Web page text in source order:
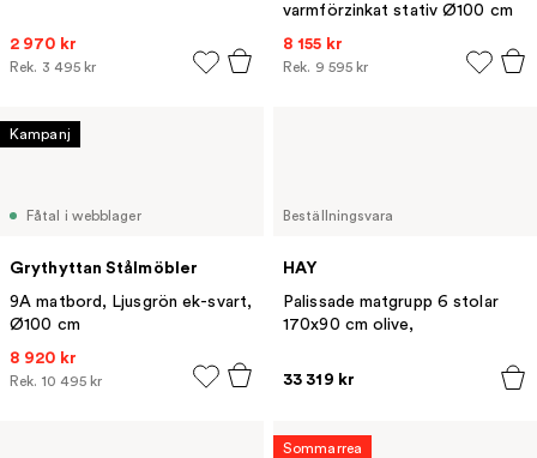
2 970 kr
Rek. 3 495 kr
varmförzinkat stativ Ø100 cm
8 155 kr
Rek. 9 595 kr
Fåtal i webblager
Grythyttan Stålmöbler
9A matbord, Ljusgrön ek-svart,
Ø100 cm
8 920 kr
Rek. 10 495 kr
Kampanj
Beställningsvara
HAY
Palissade matgrupp 6 stolar
170x90 cm olive,
33 319 kr
Sommarrea